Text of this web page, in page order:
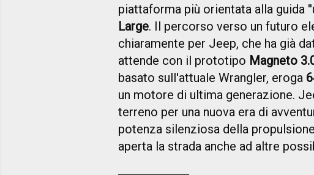
piattaforma più orientata alla guida
Large. Il percorso verso un futuro
chiaramente per Jeep, che ha già
attende con il prototipo Magneto
basato sull'attuale Wrangler, eroga
un motore di ultima generazione.
terreno per una nuova era di
potenza silenziosa della
aperta la strada anche ad altre